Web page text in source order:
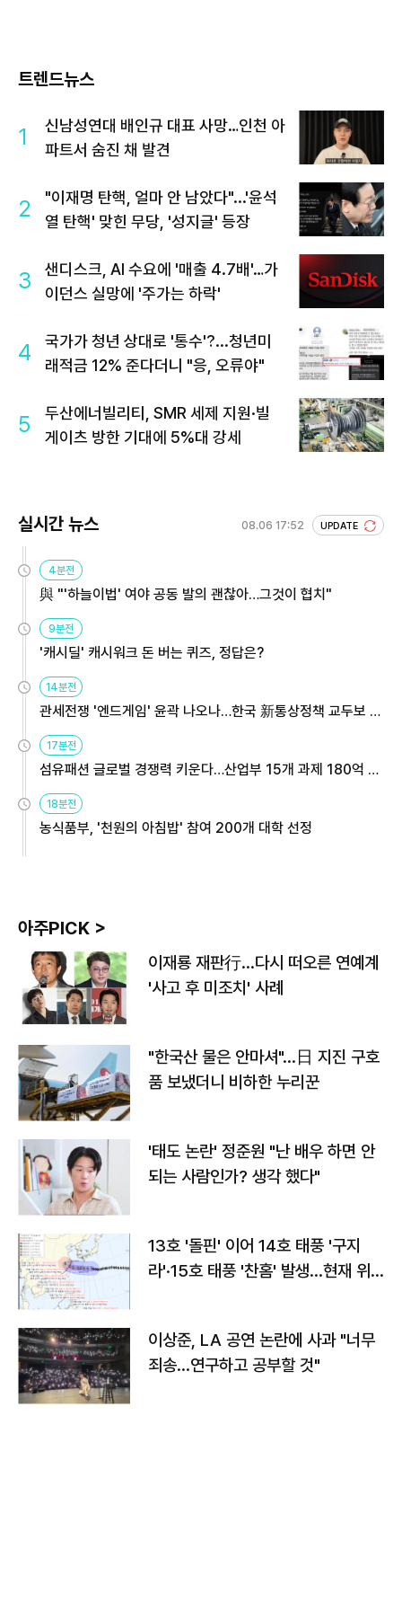
트렌드뉴스
1
신남성연대 배인규 대표 사망…인천 아
파트서 숨진 채 발견
2
"이재명 탄핵, 얼마 안 남았다"...'윤석
열 탄핵' 맞힌 무당, '성지글' 등장
3
샌디스크, AI 수요에 '매출 4.7배'…가
이던스 실망에 '주가는 하락'
4
국가가 청년 상대로 '통수'?...청년미
래적금 12% 준다더니 "응, 오류야"
5
두산에너빌리티, SMR 세제 지원·빌
게이츠 방한 기대에 5%대 강세
실시간 뉴스 08.06 17:52 UPDATE
4분전
與 "'하늘이법' 여야 공동 발의 괜찮아…그것이 협치"
9분전
'캐시딜' 캐시워크 돈 버는 퀴즈, 정답은?
14분전
관세전쟁 '엔드게임' 윤곽 나오나…한국 新통상정책 교두보 활
17분전
섬유패션 글로벌 경쟁력 키운다…산업부 15개 과제 180억 지
18분전
농식품부, '천원의 아침밥' 참여 200개 대학 선정
아주PICK >
이재룡 재판行…다시 떠오른 연예계
'사고 후 미조치' 사례
"한국산 물은 안마셔"…日 지진 구호
품 보냈더니 비하한 누리꾼
'태도 논란' 정준원 "난 배우 하면 안
되는 사람인가? 생각 했다"
13호 '돌핀' 이어 14호 태풍 '구지
라'·15호 태풍 '찬홈' 발생…현재 위
이상준, LA 공연 논란에 사과 "너무
죄송…연구하고 공부할 것"